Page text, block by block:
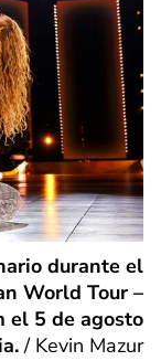
durante el
World Tour –
el 5 de agosto
/ Kevin Mazur